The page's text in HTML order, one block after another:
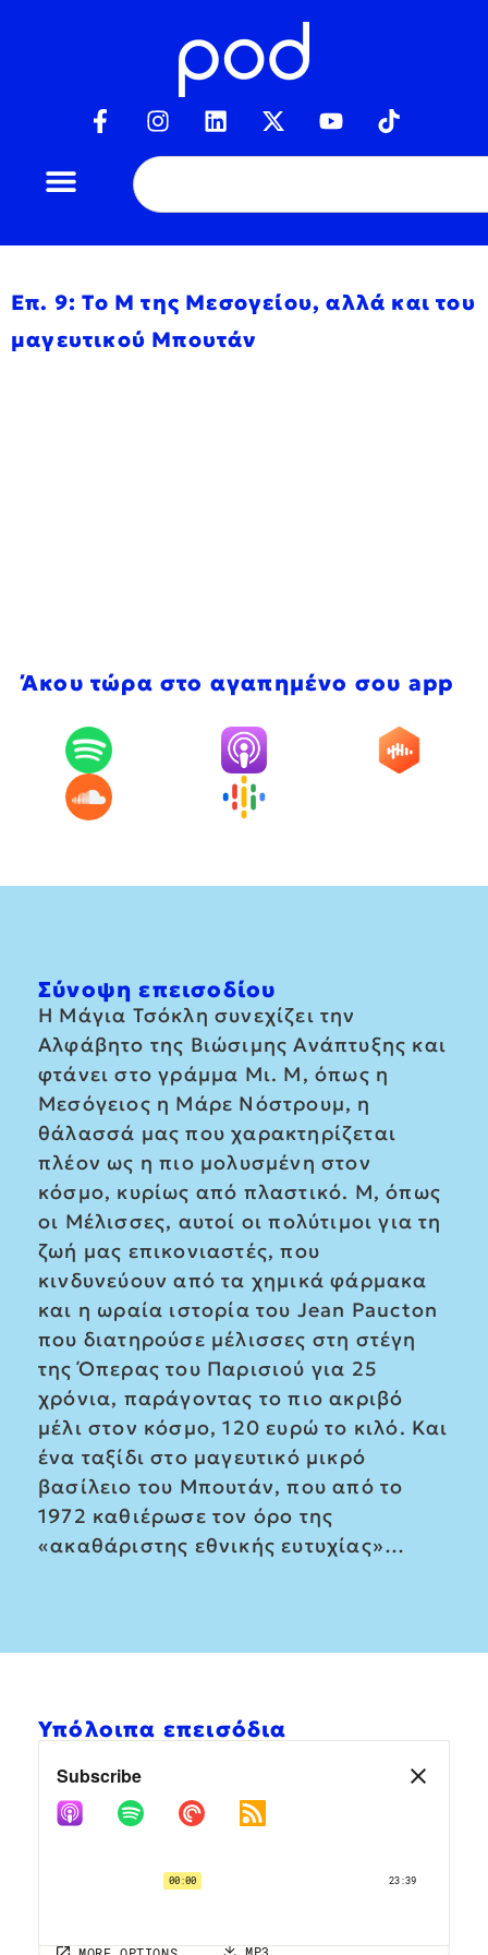
Επ. 9: Το Μ της Μεσογείου, αλλά και του
μαγευτικού Μπουτάν
Άκου τώρα στο αγαπημένο σου app
Σύνοψη επεισοδίου
Η Μάγια Τσόκλη συνεχίζει την
Αλφάβητο της Βιώσιμης Ανάπτυξης και
φτάνει στο γράμμα Μι. Μ, όπως η
Μεσόγειος η Μάρε Νόστρουμ, η
θάλασσά μας που χαρακτηρίζεται
πλέον ως η πιο μολυσμένη στον
κόσμο, κυρίως από πλαστικό. Μ, όπως
οι Μέλισσες, αυτοί οι πολύτιμοι για τη
ζωή μας επικονιαστές, που
κινδυνεύουν από τα χημικά φάρμακα
και η ωραία ιστορία του Jean Paucton
που διατηρούσε μέλισσες στη στέγη
της Όπερας του Παρισιού για 25
χρόνια, παράγοντας το πιο ακριβό
μέλι στον κόσμο, 120 ευρώ το κιλό. Και
ένα ταξίδι στο μαγευτικό μικρό
βασίλειο του Μπουτάν, που από το
1972 καθιέρωσε τον όρο της
«ακαθάριστης εθνικής ευτυχίας»…
Υπόλοιπα επεισόδια